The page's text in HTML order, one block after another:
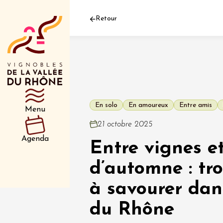
Menu
Agenda
Oenologie
Safari
Rover
Retour
En solo En amoureux Entre amis
21 octobre 2025
Entre vignes
d’automne :
à savourer
du Rhône